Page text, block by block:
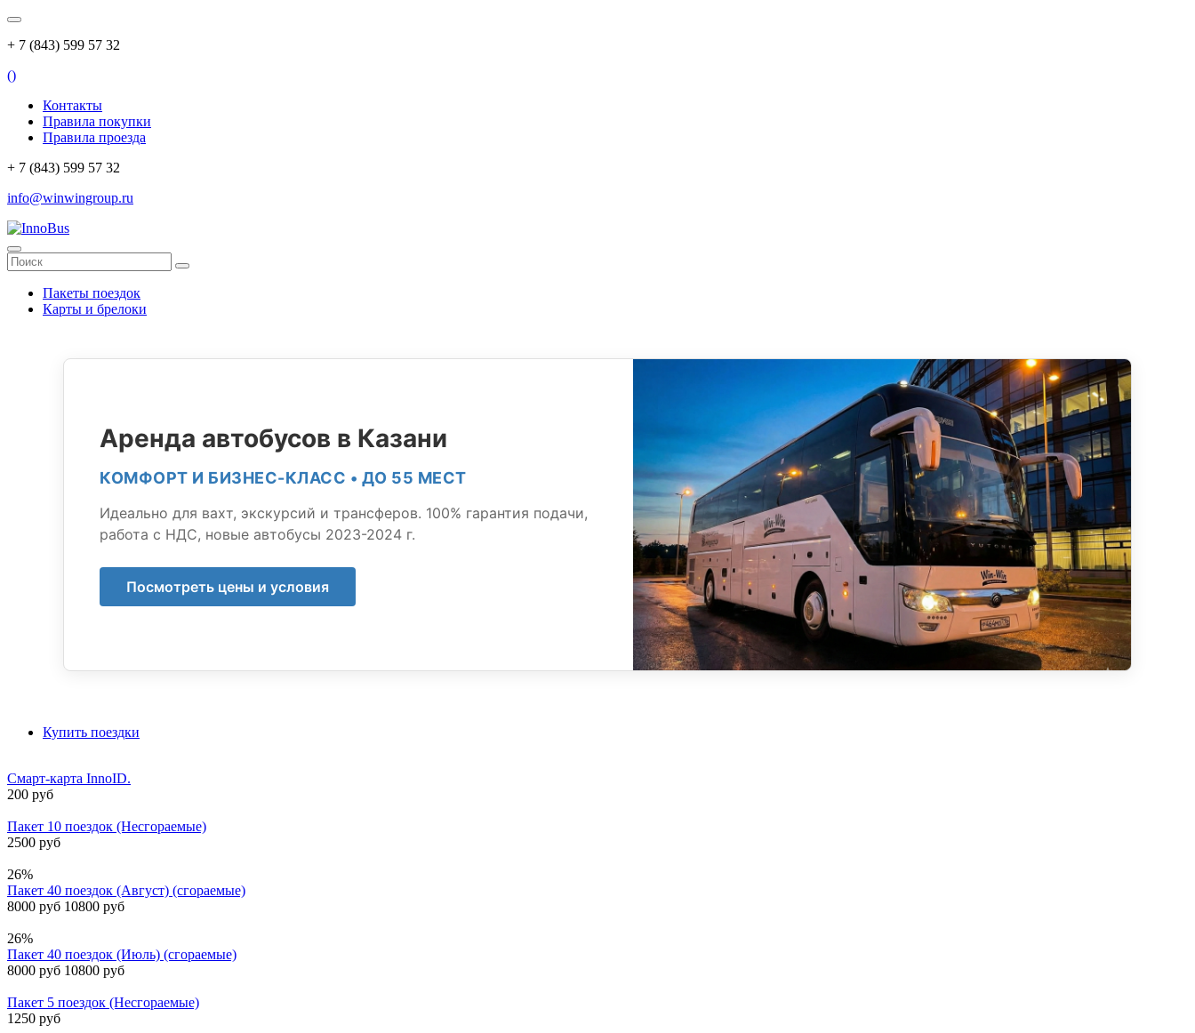
+ 7 (843) 599 57 32
()
Контакты
Правила покупки
Правила проезда
+ 7 (843) 599 57 32
info@winwingroup.ru
Пакеты поездок
Карты и брелоки
Аренда автобусов в Казани
КОМФОРТ И БИЗНЕС-КЛАСС • ДО 55 МЕСТ
Идеально для вахт, экскурсий и трансферов. 100% гарантия подачи,
работа с НДС, новые автобусы 2023-2024 г.
Посмотреть цены и условия
Купить поездки
Смарт-карта InnoID.
200 руб
Пакет 10 поездок (Несгораемые)
2500 руб
26%
Пакет 40 поездок (Август) (сгораемые)
8000 руб 10800 руб
26%
Пакет 40 поездок (Июль) (сгораемые)
8000 руб 10800 руб
Пакет 5 поездок (Несгораемые)
1250 руб